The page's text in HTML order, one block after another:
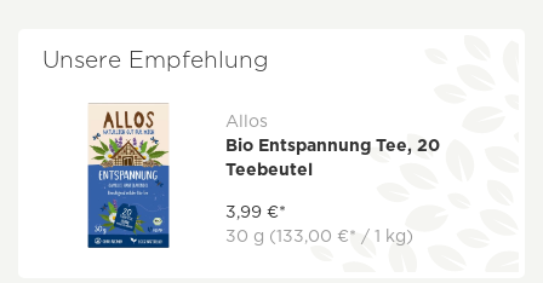
Unsere Empfehlung
Allos
Bio Entspannung Tee, 20
Teebeutel
3,99 €*
30 g (133,00 €* / 1 kg)